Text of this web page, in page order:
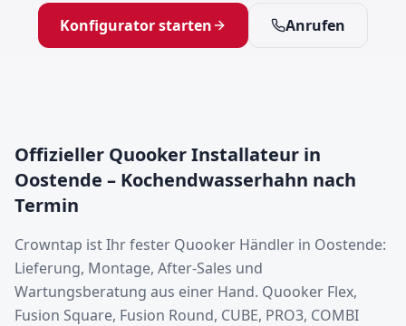
Konfigurator starten Anrufen
Offizieller Quooker Installateur in
Oostende – Kochendwasserhahn nach
Termin
Crowntap ist Ihr fester Quooker Händler in Oostende:
Lieferung, Montage, After-Sales und
Wartungsberatung aus einer Hand. Quooker Flex,
Fusion Square, Fusion Round, CUBE, PRO3, COMBI